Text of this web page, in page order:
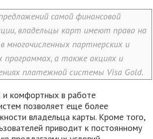
самой финансовой
владельцы карт имеют право на
многочисленных партнерских и
программах, а также акциях и
платежной системы Visa Gold.
комфортных в работе
позволяет еще более
владельца карты. Кроме того,
приводит к постоянному